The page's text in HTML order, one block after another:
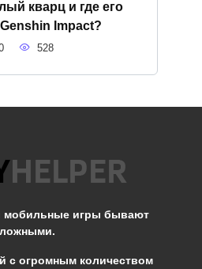
кварц и где его
Impact?
528
мобильные игры бывают
с огромным количеством